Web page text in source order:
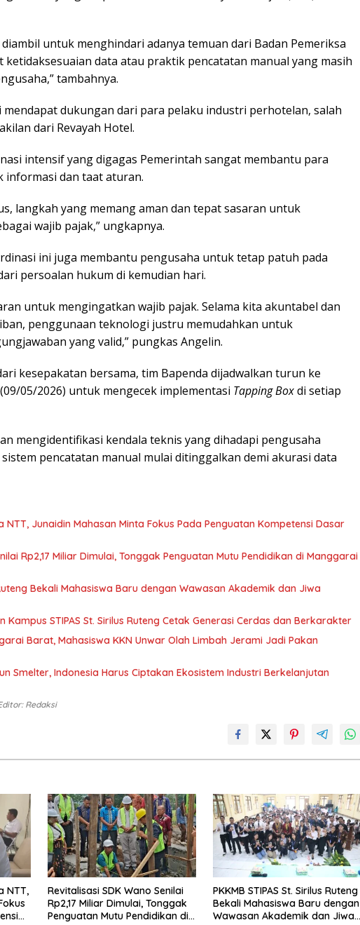
untuk menghindari adanya temuan dari Badan Pemeriksa
ketidaksesuaian data atau praktik pencatatan manual yang masih
tambahnya.
dukungan dari para pelaku industri perhotelan, salah
dari Revayah Hotel.
intensif yang digagas Pemerintah sangat membantu para
informasi dan taat aturan.
langkah yang memang aman dan tepat sasaran untuk
wajib pajak,” ungkapnya.
ini juga membantu pengusaha untuk tetap patuh pada
persoalan hukum di kemudian hari.
untuk mengingatkan wajib pajak. Selama kita akuntabel dan
penggunaan teknologi justru memudahkan untuk
yang valid,” pungkas Angelin.
kesepakatan bersama, tim Bapenda dijadwalkan turun ke
05/2026) untuk mengecek implementasi Tapping Boxdi setiap
mengidentifikasi kendala teknis yang dihadapi pengusaha
pencatatan manual mulai ditinggalkan demi akurasi data
Junaidin Mahasan Minta Fokus Pada Penguatan Kompetensi Dasar
Rp2,17 Miliar Dimulai, Tonggak Penguatan Mutu Pendidikan di Manggarai
Ruteng Bekali Mahasiswa Baru dengan Wawasan Akademik dan Jiwa
Kampus STIPAS St. Sirilus Ruteng Cetak Generasi Cerdas dan Berkarakter
Barat, Mahasiswa KKN Unwar Olah Limbah Jerami Jadi Pakan
Smelter, Indonesia Harus Ciptakan Ekosistem Industri Berkelanjutan
Redaksi
NTT,
Revitalisasi SDK Wano Senilai
Rp2,17 Miliar Dimulai, Tonggak
Penguatan Mutu Pendidikan di
PKKMB STIPAS St. Sirilus Ruteng
Bekali Mahasiswa Baru dengan
Wawasan Akademik dan Jiwa